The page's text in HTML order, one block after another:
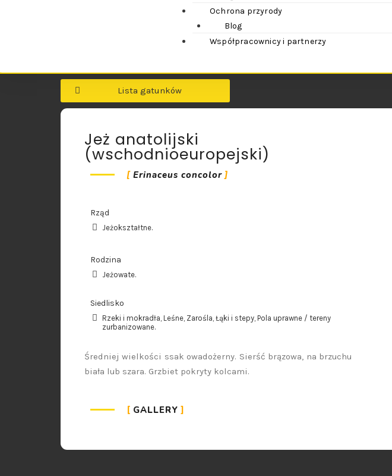
Ochrona przyrody
Blog
Współpracownicy i partnerzy
Lista gatunków
Jeż anatolijski
(wschodnioeuropejski)
Erinaceus concolor
Rząd
Jeżokształtne.
Rodzina
Jeżowate.
Siedlisko
Rzeki i mokradła, Leśne, Zarośla, Łąki i stepy, Pola uprawne / tereny
zurbanizowane.
Średniej wielkości ssak owadożerny. Sierść brązowa, na brzuchu
biała lub szara. Grzbiet pokryty kolcami.
GALLERY